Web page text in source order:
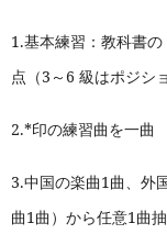
1.基本練習：教科書
点（3～6 級はポジシ
2.*印の練習曲を一曲
3.中国の楽曲1曲、外
曲1曲）から任意1曲